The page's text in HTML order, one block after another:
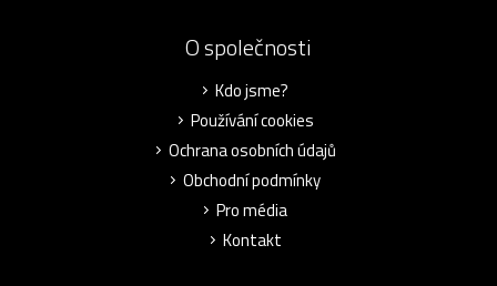
O společnosti
Kdo jsme?
Používání cookies
Ochrana osobních údajů
Obchodní podmínky
Pro média
Kontakt